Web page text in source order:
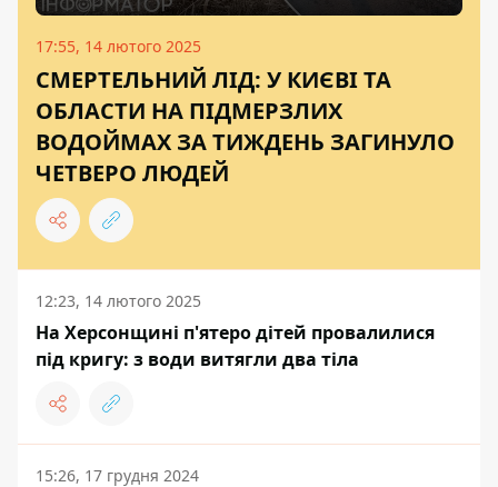
17:55, 14 лютого 2025
СМЕРТЕЛЬНИЙ ЛІД: У КИЄВІ ТА
ОБЛАСТИ НА ПІДМЕРЗЛИХ
ВОДОЙМАХ ЗА ТИЖДЕНЬ ЗАГИНУЛО
ЧЕТВЕРО ЛЮДЕЙ
12:23, 14 лютого 2025
На Херсонщині п'ятеро дітей провалилися
під кригу: з води витягли два тіла
15:26, 17 грудня 2024